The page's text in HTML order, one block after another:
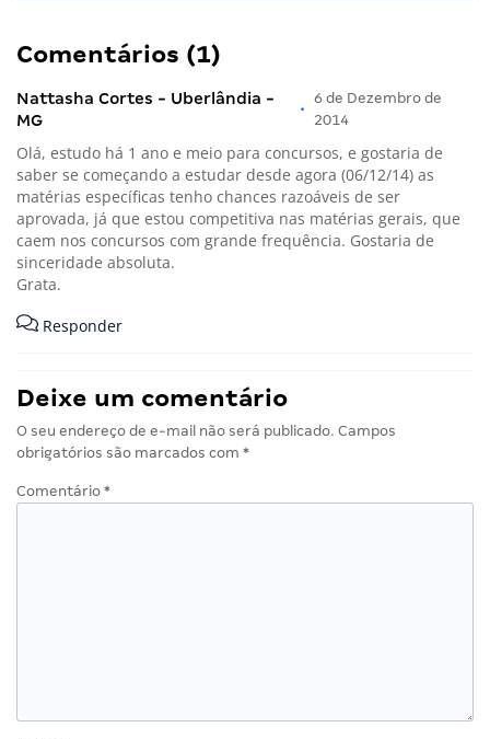
Comentários (1)
Nattasha Cortes - Uberlândia -
MG
•
6 de Dezembro de
2014
Olá, estudo há 1 ano e meio para concursos, e gostaria de
saber se começando a estudar desde agora (06/12/14) as
matérias específicas tenho chances razoáveis de ser
aprovada, já que estou competitiva nas matérias gerais, que
caem nos concursos com grande frequência. Gostaria de
sinceridade absoluta.
Grata.
Responder
Deixe um comentário
O seu endereço de e-mail não será publicado. Campos
obrigatórios são marcados com *
Comentário *